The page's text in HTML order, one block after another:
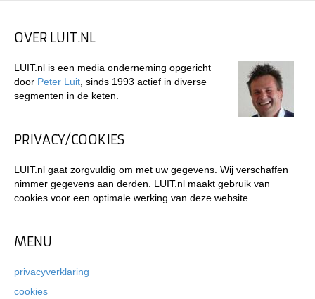
OVER LUIT.NL
LUIT.nl is een media onderneming opgericht
door Peter Luit , sinds 1993 actief in diverse
segmenten in de keten.
PRIVACY/COOKIES
LUIT.nl gaat zorgvuldig om met uw gegevens. Wij verschaffen
nimmer gegevens aan derden. LUIT.nl maakt gebruik van
cookies voor een optimale werking van deze website.
MENU
privacyverklaring
cookies